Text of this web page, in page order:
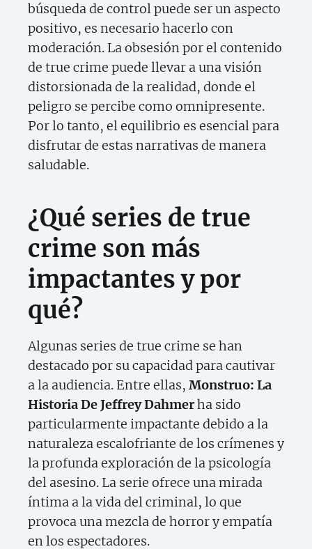
búsqueda de control puede ser un aspecto
positivo, es necesario hacerlo con
moderación. La obsesión por el contenido
de true crime puede llevar a una visión
distorsionada de la realidad, donde el
peligro se percibe como omnipresente.
Por lo tanto, el equilibrio es esencial para
disfrutar de estas narrativas de manera
saludable.
¿Qué series de true
crime son más
impactantes y por
qué?
Algunas series de true crime se han
destacado por su capacidad para cautivar
a la audiencia. Entre ellas, Monstruo: La
Historia De Jeffrey Dahmerha sido
particularmente impactante debido a la
naturaleza escalofriante de los crímenes y
la profunda exploración de la psicología
del asesino. La serie ofrece una mirada
íntima a la vida del criminal, lo que
provoca una mezcla de horror y empatía
en los espectadores.